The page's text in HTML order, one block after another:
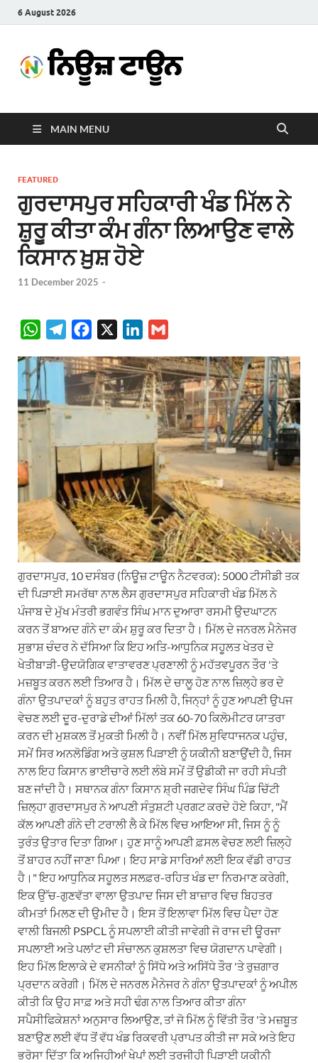
6 August 2026
Town
MAIN MENU
FEATURED
ਗੁਰਦਾਸਪੁਰ ਸਹਿਕਾਰੀ ਖੰਡ ਮਿੱਲ ਨੇ
ਸ਼ੁਰੂ ਕੀਤਾ ਕੰਮ ਗੰਨਾ ਲਿਆਉਣ ਵਾਲੇ
ਕਿਸਾਨ ਖ਼ੁਸ਼ ਹੋਏ
11 December 2025 -
W
a
t
s
l
g
a
m
c
e
b
o
k
n
k
e
I
n
a
i
l
ਗੁਰਦਾਸਪੁਰ, 10 ਦਸੰਬਰ (ਨਿਊਜ਼ ਟਾਊਨ ਨੈਟਵਰਕ): 5000 ਟੀਸੀਡੀ ਤਕ
ਦੀ ਪਿੜਾਈ ਸਮਰੱਥਾ ਨਾਲ ਲੈਸ ਗੁਰਦਾਸਪੁਰ ਸਹਿਕਾਰੀ ਖੰਡ ਮਿੱਲ ਨੇ
ਪੰਜਾਬ ਦੇ ਮੁੱਖ ਮੰਤਰੀ ਭਗਵੰਤ ਸਿੰਘ ਮਾਨ ਦੁਆਰਾ ਰਸਮੀ ਉਦਘਾਟਨ
ਕਰਨ ਤੋਂ ਬਾਅਦ ਗੰਨੇ ਦਾ ਕੰਮ ਸ਼ੁਰੂ ਕਰ ਦਿਤਾ ਹੈ। ਮਿੱਲ ਦੇ ਜਨਰਲ ਮੈਨੇਜਰ
ਸੁਭਾਸ਼ ਚੰਦਰ ਨੇ ਦੱਸਿਆ ਕਿ ਇਹ ਅਤਿ-ਆਧੁਨਿਕ ਸਹੂਲਤ ਖੇਤਰ ਦੇ
ਖੇਤੀਬਾੜੀ-ਉਦਯੋਗਿਕ ਵਾਤਾਵਰਣ ਪ੍ਰਣਾਲੀ ਨੂੰ ਮਹੱਤਵਪੂਰਨ ਤੌਰ 'ਤੇ
ਮਜ਼ਬੂਤ ਕਰਨ ਲਈ ਤਿਆਰ ਹੈ। ਮਿੱਲ ਦੇ ਚਾਲੂ ਹੋਣ ਨਾਲ ਜ਼ਿਲ੍ਹੇ ਭਰ ਦੇ
ਗੰਨਾ ਉਤਪਾਦਕਾਂ ਨੂੰ ਬਹੁਤ ਰਾਹਤ ਮਿਲੀ ਹੈ, ਜਿਨ੍ਹਾਂ ਨੂੰ ਹੁਣ ਆਪਣੀ ਉਪਜ
ਵੇਚਣ ਲਈ ਦੂਰ-ਦੁਰਾਡੇ ਦੀਆਂ ਮਿੱਲਾਂ ਤਕ 60-70 ਕਿਲੋਮੀਟਰ ਯਾਤਰਾ
ਕਰਨ ਦੀ ਮੁਸ਼ਕਲ ਤੋਂ ਮੁਕਤੀ ਮਿਲੀ ਹੈ। ਨਵੀਂ ਮਿੱਲ ਸੁਵਿਧਾਜਨਕ ਪਹੁੰਚ,
ਸਮੇਂ ਸਿਰ ਅਨਲੋਡਿੰਗ ਅਤੇ ਕੁਸ਼ਲ ਪਿੜਾਈ ਨੂੰ ਯਕੀਨੀ ਬਣਾਉਂਦੀ ਹੈ, ਜਿਸ
ਨਾਲ ਇਹ ਕਿਸਾਨ ਭਾਈਚਾਰੇ ਲਈ ਲੰਬੇ ਸਮੇਂ ਤੋਂ ਉਡੀਕੀ ਜਾ ਰਹੀ ਸੰਪਤੀ
ਬਣ ਜਾਂਦੀ ਹੈ। ਸਥਾਨਕ ਗੰਨਾ ਕਿਸਾਨ ਸ਼੍ਰੀ ਜਗਦੇਵ ਸਿੰਘ ਪਿੰਡ ਚਿੱਟੀ
ਜ਼ਿਲ੍ਹਾ ਗੁਰਦਾਸਪੁਰ ਨੇ ਆਪਣੀ ਸੰਤੁਸ਼ਟੀ ਪ੍ਰਗਟ ਕਰਦੇ ਹੋਏ ਕਿਹਾ, "ਮੈਂ
ਕੱਲ ਆਪਣੀ ਗੰਨੇ ਦੀ ਟਰਾਲੀ ਲੈ ਕੇ ਮਿੱਲ ਵਿਚ ਆਇਆ ਸੀ, ਜਿਸ ਨੂੰ ਨੂੰ
ਤੁਰੰਤ ਉਤਾਰ ਦਿਤਾ ਗਿਆ। ਹੁਣ ਸਾਨੂੰ ਆਪਣੀ ਫ਼ਸਲ ਵੇਚਣ ਲਈ ਜ਼ਿਲ੍ਹੇ
ਤੋਂ ਬਾਹਰ ਨਹੀਂ ਜਾਣਾ ਪਿਆ। ਇਹ ਸਾਡੇ ਸਾਰਿਆਂ ਲਈ ਇਕ ਵੱਡੀ ਰਾਹਤ
ਹੈ।" ਇਹ ਆਧੁਨਿਕ ਸਹੂਲਤ ਸਲਫ਼ਰ-ਰਹਿਤ ਖੰਡ ਦਾ ਨਿਰਮਾਣ ਕਰੇਗੀ,
ਇਕ ਉੱਚ-ਗੁਣਵੱਤਾ ਵਾਲਾ ਉਤਪਾਦ ਜਿਸ ਦੀ ਬਾਜ਼ਾਰ ਵਿਚ ਬਿਹਤਰ
ਕੀਮਤਾਂ ਮਿਲਣ ਦੀ ਉਮੀਦ ਹੈ। ਇਸ ਤੋਂ ਇਲਾਵਾ ਮਿੱਲ ਵਿਚ ਪੈਦਾ ਹੋਣ
ਵਾਲੀ ਬਿਜਲੀ PSPCL ਨੂੰ ਸਪਲਾਈ ਕੀਤੀ ਜਾਵੇਗੀ ਜੋ ਰਾਜ ਦੀ ਊਰਜਾ
ਸਪਲਾਈ ਅਤੇ ਪਲਾਂਟ ਦੀ ਸੰਚਾਲਨ ਕੁਸ਼ਲਤਾ ਵਿਚ ਯੋਗਦਾਨ ਪਾਵੇਗੀ।
ਇਹ ਮਿੱਲ ਇਲਾਕੇ ਦੇ ਵਸਨੀਕਾਂ ਨੂੰ ਸਿੱਧੇ ਅਤੇ ਅਸਿੱਧੇ ਤੌਰ 'ਤੇ ਰੁਜ਼ਗਾਰ
ਪ੍ਰਦਾਨ ਕਰੇਗੀ। ਮਿੱਲ ਦੇ ਜਨਰਲ ਮੈਨੇਜਰ ਨੇ ਗੰਨਾ ਉਤਪਾਦਕਾਂ ਨੂੰ ਅਪੀਲ
ਕੀਤੀ ਕਿ ਉਹ ਸਾਫ਼ ਅਤੇ ਸਹੀ ਢੰਗ ਨਾਲ ਤਿਆਰ ਕੀਤਾ ਗੰਨਾ
ਸਪੈਸੀਫਿਕੇਸ਼ਨਾਂ ਅਨੁਸਾਰ ਲਿਆਉਣ, ਤਾਂ ਜੋ ਮਿੱਲ ਨੂੰ ਵਿੱਤੀ ਤੌਰ 'ਤੇ ਮਜ਼ਬੂਤ
ਬਣਾਉਣ ਲਈ ਵੱਧ ਤੋਂ ਵੱਧ ਖੰਡ ਰਿਕਵਰੀ ਪ੍ਰਾਪਤ ਕੀਤੀ ਜਾ ਸਕੇ ਅਤੇ ਇਹ
ਭਰੋਸਾ ਦਿੱਤਾ ਕਿ ਅਜਿਹੀਆਂ ਖੇਪਾਂ ਲਈ ਤਰਜੀਹੀ ਪਿੜਾਈ ਯਕੀਨੀ